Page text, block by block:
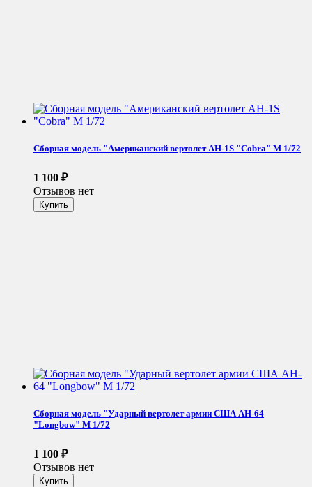
Сборная модель "Американский вертолет AH-1S "Cobra" М 1/72
1 100 ₽
Отзывов нет
Сборная модель "Ударный вертолет армии США AH-64
"Longbow" М 1/72
1 100 ₽
Отзывов нет